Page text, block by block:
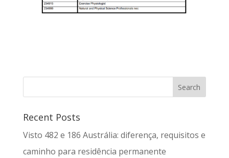
Recent Posts
Visto 482 e 186 Austrália: diferença, requisitos e
caminho para residência permanente